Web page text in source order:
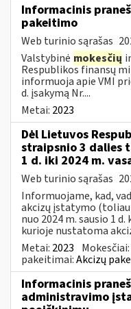
Informacinis
pakeitimo
Web turinio sąrašas
Valstybinė mokesčių
Respublikos finansų
informuoja apie VMI
d. įsakymą Nr....
Metai: 2023
Dėl Lietuvos
straipsnio 3 dalies
1 d. iki 2024 m.
Web turinio sąrašas
Informuojame, kad,
akcizų įstatymo (toliau
nuo 2024 m. sausio 1
kurioje nustatoma
Metai: 2023 Mokesčiai:
pakeitimai:Akcizų
Informacinis
administravimo